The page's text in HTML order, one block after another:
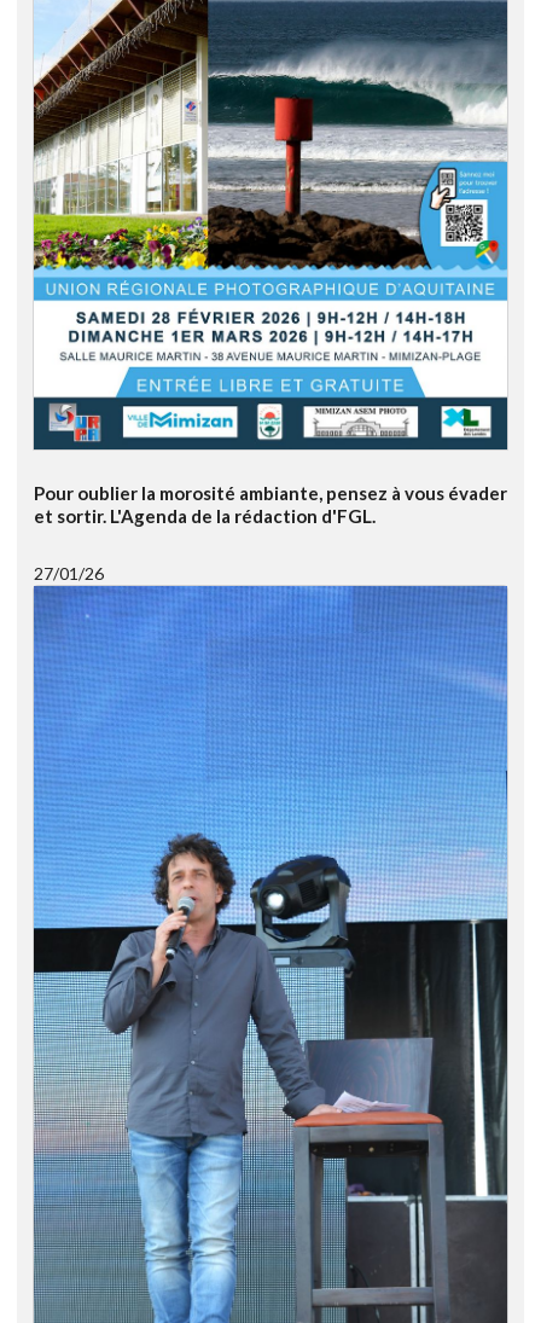
Pour oublier la morosité ambiante, pensez à vous évader
et sortir. L'Agenda de la rédaction d'FGL.
27/01/26